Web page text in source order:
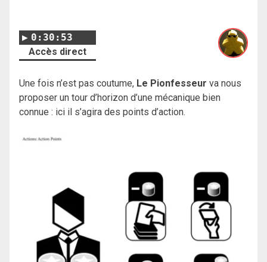
0:30:53
Accès direct
Une fois n’est pas coutume, Le Pionfesseur va nous
proposer un tour d’horizon d’une mécanique bien
connue : ici il s’agira des points d’action.